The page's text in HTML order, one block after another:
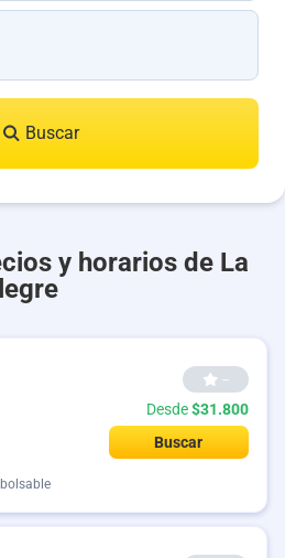
Buscar
y horarios de La
--
Desde$31.800
Buscar